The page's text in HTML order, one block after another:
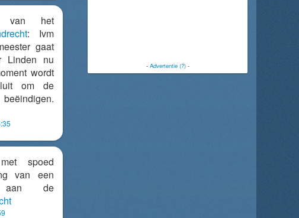
van het
: Ivm
gaat
Linden nu
wordt
om de
spoed
van een
aan de
- Advertentie (?)-